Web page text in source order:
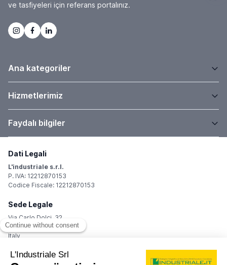
ve tasfiyeleri için referans portalınız.
Ana kategoriler
Hizmetlerimiz
Faydalı bilgiler
Dati Legali
L'industriale s.r.l.
P. IVA: 12212870153
Codice Fiscale: 12212870153
Sede Legale
Via Carlo Dolci, 32
20148 Milano (MI)
Italy
Registro Imprese